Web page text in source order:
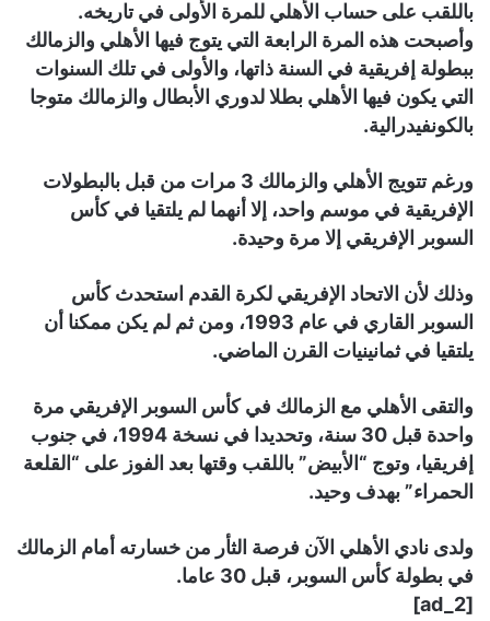
باللقب على حساب الأهلي للمرة الأولى في تاريخه.
وأصبحت هذه المرة الرابعة التي يتوج فيها الأهلي والزمالك
ببطولة إفريقية في السنة ذاتها، والأولى في تلك السنوات
التي يكون فيها الأهلي بطلا لدوري الأبطال والزمالك متوجا
بالكونفيدرالية.
ورغم تتويج الأهلي والزمالك 3 مرات من قبل بالبطولات
الإفريقية في موسم واحد، إلا أنهما لم يلتقيا في كأس
السوبر الإفريقي إلا مرة وحيدة.
وذلك لأن الاتحاد الإفريقي لكرة القدم استحدث كأس
السوبر القاري في عام 1993، ومن ثم لم يكن ممكنا أن
يلتقيا في ثمانينيات القرن الماضي.
والتقى الأهلي مع الزمالك في كأس السوبر الإفريقي مرة
واحدة قبل 30 سنة، وتحديدا في نسخة 1994، في جنوب
إفريقيا، وتوج “الأبيض” باللقب وقتها بعد الفوز على “القلعة
الحمراء” بهدف وحيد.
ولدى نادي الأهلي الآن فرصة الثأر من خسارته أمام الزمالك
في بطولة كأس السوبر، قبل 30 عاما.
[ad_2]